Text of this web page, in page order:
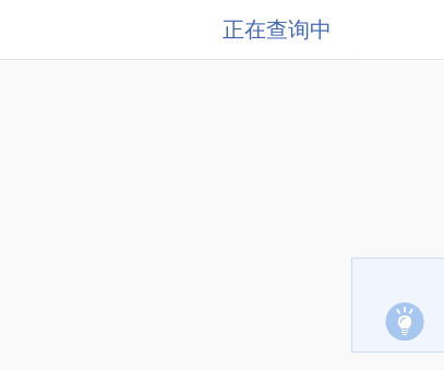
正在查询中